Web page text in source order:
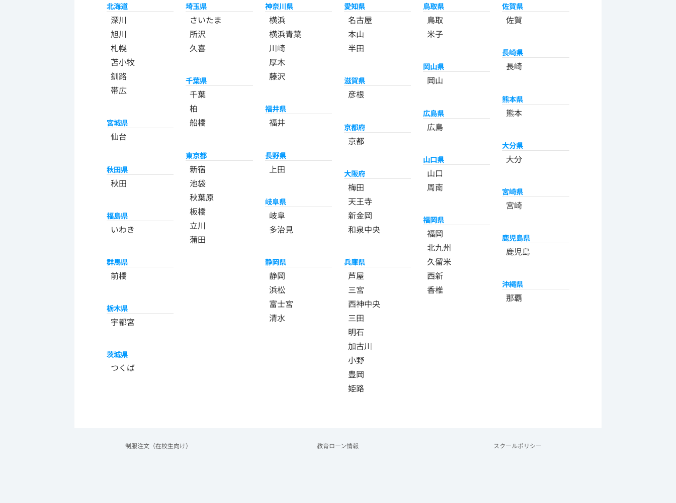
北海道
深川
旭川
札幌
苫小牧
釧路
帯広
宮城県
仙台
秋田県
秋田
福島県
いわき
群馬県
前橋
栃木県
宇都宮
茨城県
つくば
埼玉県
さいたま
所沢
久喜
千葉県
千葉
柏
船橋
東京都
新宿
池袋
秋葉原
板橋
立川
蒲田
神奈川県
横浜
横浜青葉
川崎
厚木
藤沢
福井県
福井
長野県
上田
岐阜県
岐阜
多治見
静岡県
静岡
浜松
富士宮
清水
愛知県
名古屋
本山
半田
滋賀県
彦根
京都府
京都
大阪府
梅田
天王寺
新金岡
和泉中央
兵庫県
芦屋
三宮
西神中央
三田
明石
加古川
小野
豊岡
姫路
鳥取県
鳥取
米子
岡山県
岡山
広島県
広島
山口県
山口
周南
福岡県
福岡
北九州
久留米
西新
香椎
佐賀県
佐賀
長崎県
長崎
熊本県
熊本
大分県
大分
宮崎県
宮崎
鹿児島県
鹿児島
沖縄県
那覇
制服注文（在校生向け） 教育ローン情報 スクールポリシー